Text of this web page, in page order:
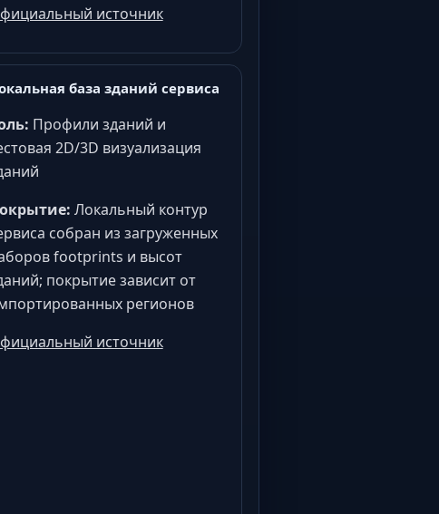
источник
база зданий сервиса
Профили зданий и
2D/3D визуализация
Локальный контур
собран из загруженных
footprints и высот
покрытие зависит от
регионов
источник